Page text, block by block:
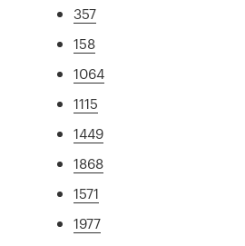
357
158
1064
1115
1449
1868
1571
1977